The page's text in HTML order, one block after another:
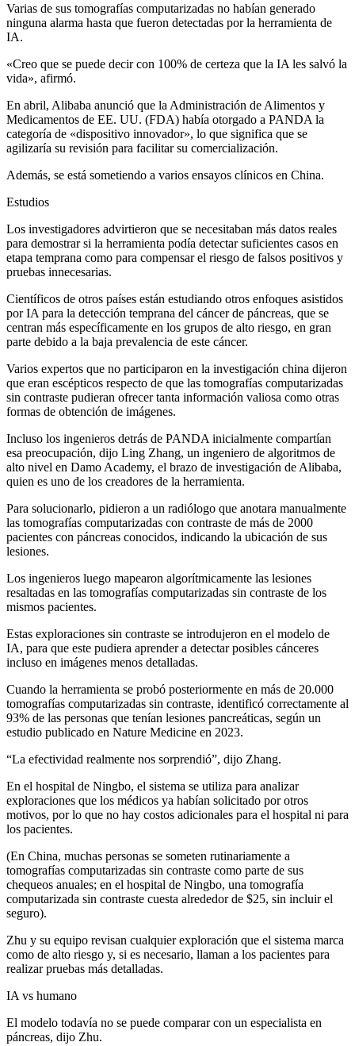
Varias de sus tomografías computarizadas no habían generado
ninguna alarma hasta que fueron detectadas por la herramienta de
IA.
«Creo que se puede decir con 100% de certeza que la IA les salvó la
vida», afirmó.
En abril, Alibaba anunció que la Administración de Alimentos y
Medicamentos de EE. UU. (FDA) había otorgado a PANDA la
categoría de «dispositivo innovador», lo que significa que se
agilizaría su revisión para facilitar su comercialización.
Además, se está sometiendo a varios ensayos clínicos en China.
Estudios
Los investigadores advirtieron que se necesitaban más datos reales
para demostrar si la herramienta podía detectar suficientes casos en
etapa temprana como para compensar el riesgo de falsos positivos y
pruebas innecesarias.
Científicos de otros países están estudiando otros enfoques asistidos
por IA para la detección temprana del cáncer de páncreas, que se
centran más específicamente en los grupos de alto riesgo, en gran
parte debido a la baja prevalencia de este cáncer.
Varios expertos que no participaron en la investigación china dijeron
que eran escépticos respecto de que las tomografías computarizadas
sin contraste pudieran ofrecer tanta información valiosa como otras
formas de obtención de imágenes.
Incluso los ingenieros detrás de PANDA inicialmente compartían
esa preocupación, dijo Ling Zhang, un ingeniero de algoritmos de
alto nivel en Damo Academy, el brazo de investigación de Alibaba,
quien es uno de los creadores de la herramienta.
Para solucionarlo, pidieron a un radiólogo que anotara manualmente
las tomografías computarizadas con contraste de más de 2000
pacientes con páncreas conocidos, indicando la ubicación de sus
lesiones.
Los ingenieros luego mapearon algorítmicamente las lesiones
resaltadas en las tomografías computarizadas sin contraste de los
mismos pacientes.
Estas exploraciones sin contraste se introdujeron en el modelo de
IA, para que este pudiera aprender a detectar posibles cánceres
incluso en imágenes menos detalladas.
Cuando la herramienta se probó posteriormente en más de 20.000
tomografías computarizadas sin contraste, identificó correctamente al
93% de las personas que tenían lesiones pancreáticas, según un
estudio publicado en Nature Medicine en 2023.
“La efectividad realmente nos sorprendió”, dijo Zhang.
En el hospital de Ningbo, el sistema se utiliza para analizar
exploraciones que los médicos ya habían solicitado por otros
motivos, por lo que no hay costos adicionales para el hospital ni para
los pacientes.
(En China, muchas personas se someten rutinariamente a
tomografías computarizadas sin contraste como parte de sus
chequeos anuales; en el hospital de Ningbo, una tomografía
computarizada sin contraste cuesta alrededor de $25, sin incluir el
seguro).
Zhu y su equipo revisan cualquier exploración que el sistema marca
como de alto riesgo y, si es necesario, llaman a los pacientes para
realizar pruebas más detalladas.
IA vs humano
El modelo todavía no se puede comparar con un especialista en
páncreas, dijo Zhu.